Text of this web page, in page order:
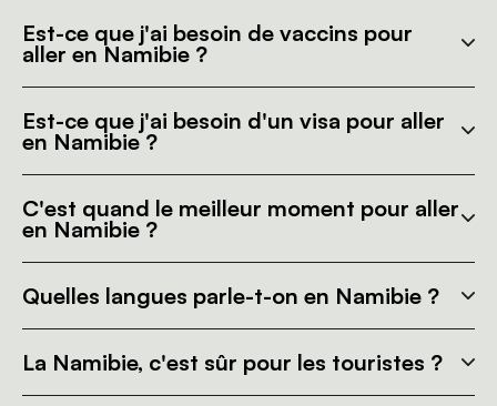
Est-ce que j'ai besoin de vaccins pour
aller en Namibie ?
Est-ce que j'ai besoin d'un visa pour aller
en Namibie ?
C'est quand le meilleur moment pour aller
en Namibie ?
Quelles langues parle-t-on en Namibie ?
La Namibie, c'est sûr pour les touristes ?